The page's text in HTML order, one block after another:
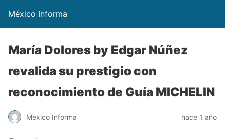
México Informa
María Dolores by Edgar Núñez
revalida su prestigio con
reconocimiento de Guía MICHELIN
Mexico Informa hace 1 año